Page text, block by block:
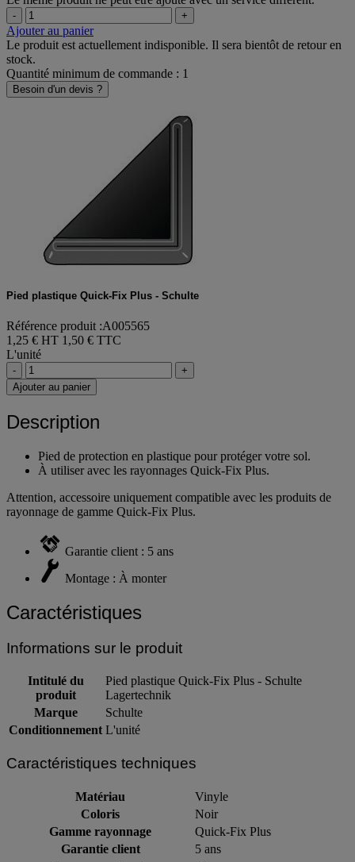
- +
Ajouter au panier
Le produit est actuellement indisponible. Il sera bientôt de retour en
stock.
Quantité minimum de commande : 1
Besoin d'un devis ?
Pied plastique Quick-Fix Plus - Schulte
Référence produit :A005565
1,25 € HT 1,50 € TTC
L'unité
-
+
Ajouter au panier
Description
Pied de protection en plastique pour protéger votre sol.
À utiliser avec les rayonnages Quick-Fix Plus.
Attention, accessoire uniquement compatible avec les produits de
rayonnage de gamme Quick-Fix Plus.
Garantie client : 5 ans
Montage : À monter
Caractéristiques
Informations sur le produit
Intitulé du
produit
Pied plastique Quick-Fix Plus - Schulte
Lagertechnik
Marque
Schulte
Conditionnement L'unité
Caractéristiques techniques
Matériau
Vinyle
Coloris
Noir
Gamme rayonnage
Quick-Fix Plus
Garantie client
5 ans